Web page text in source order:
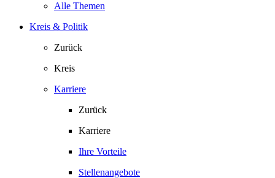
Alle Themen
Kreis & Politik
Zurück
Kreis
Karriere
Zurück
Karriere
Ihre Vorteile
Stellenangebote